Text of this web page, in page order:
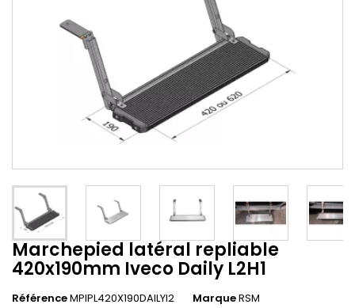
Marchepied latéral repliable
420x190mm Iveco Daily L2H1
RéférenceMPIPL420X190DAILYl2 MarqueRSM